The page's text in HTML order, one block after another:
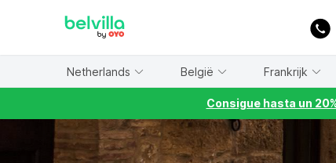
Netherlands België Frankrijk
Consigue hasta un